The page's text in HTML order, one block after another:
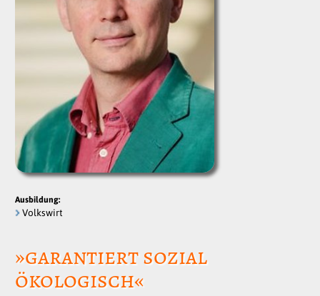
Ausbildung:
Volkswirt
»garantiert sozial
ökologisch«